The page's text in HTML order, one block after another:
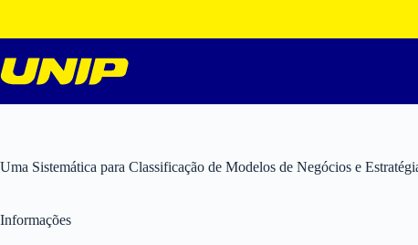
o
conteúdo
Uma Sistemática para Classificação de Modelos de Negócios e
Informações